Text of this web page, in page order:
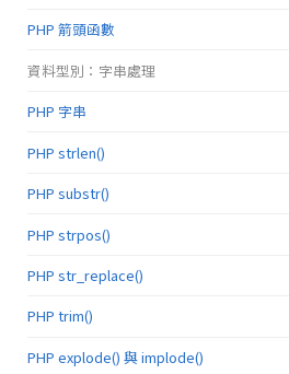
PHP 箭頭函數
資料型別：字串處理
PHP 字串
PHP strlen()
PHP substr()
PHP strpos()
PHP str_replace()
PHP trim()
PHP explode() 與 implode()